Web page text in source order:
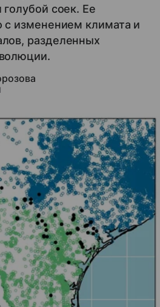
соек. Ее
с изменением климата и
разделенных